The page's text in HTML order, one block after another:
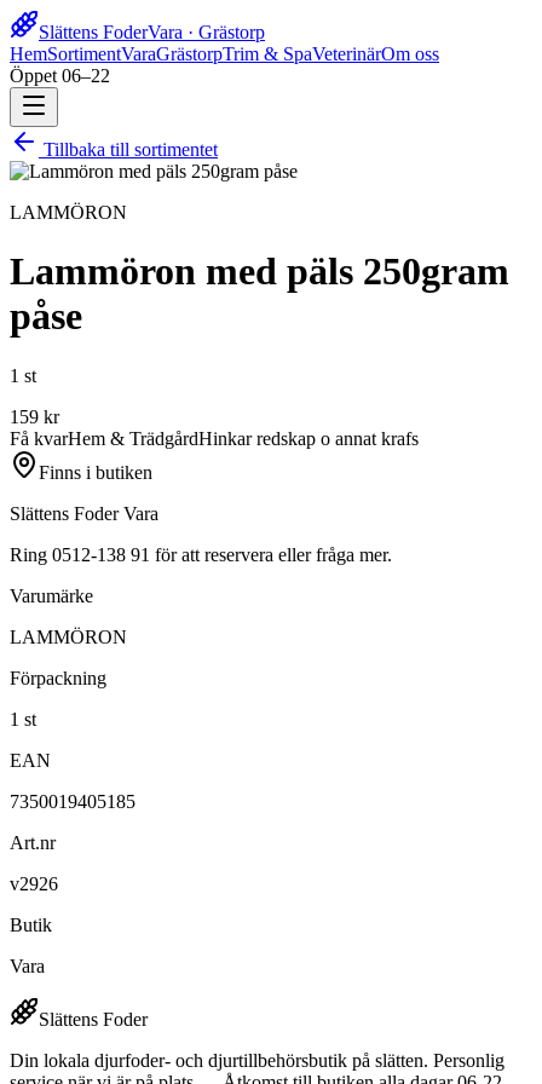
Slättens FoderVara · Grästorp
HemSortimentVaraGrästorpTrim & SpaVeterinärOm oss
Öppet 06–22
Tillbaka till sortimentet
LAMMÖRON
Lammöron med päls 250gram
påse
1 st
159 kr
Få kvarHem & TrädgårdHinkar redskap o annat krafs
Finns i butiken
Slättens Foder Vara
Ring 0512-138 91 för att reservera eller fråga mer.
Varumärke
LAMMÖRON
Förpackning
1 st
EAN
7350019405185
Art.nr
v2926
Butik
Vara
Slättens Foder
Din lokala djurfoder- och djurtillbehörsbutik på slätten. Personlig